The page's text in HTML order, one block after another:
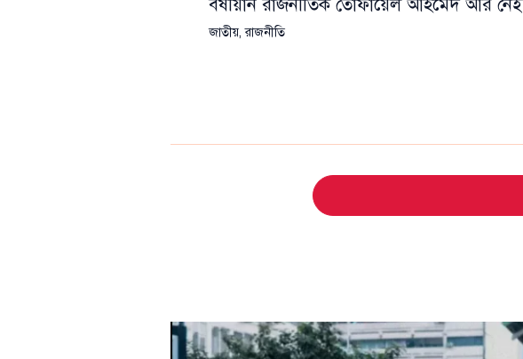
বর্ষীয়ান রাজনীতিক তোফায়েল আহমেদ আর নেই
জাতীয়,রাজনীতি